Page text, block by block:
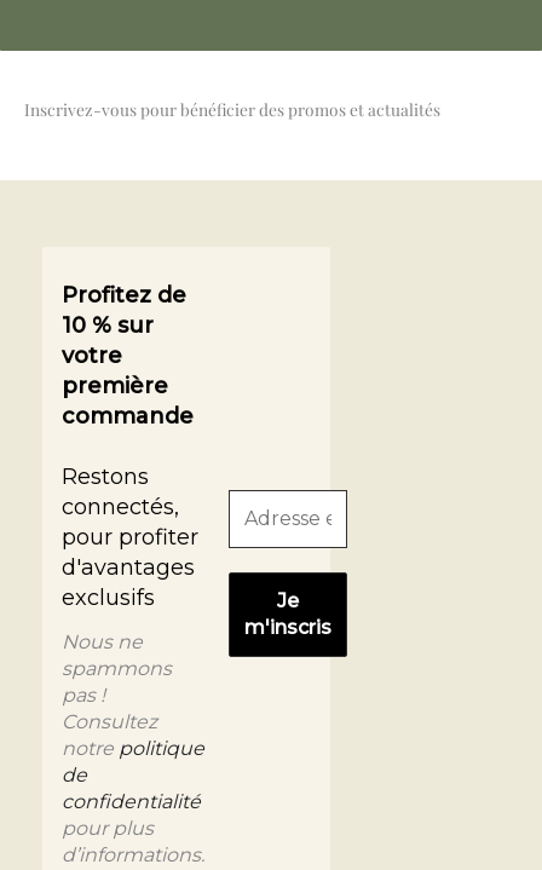
Inscrivez-vous pour bénéficier des promos et actualités
Profitez de
10 % sur
votre
première
commande
Restons
connectés,
pour profiter
d'avantages
exclusifs
Nous ne
spammons
pas !
Consultez
notre politique
de
confidentialité
pour plus
d’informations.